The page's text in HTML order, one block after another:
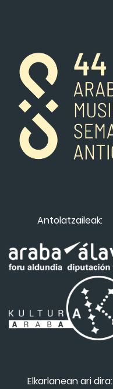
Antolatzaileak:
Elkarlanean ari dira: